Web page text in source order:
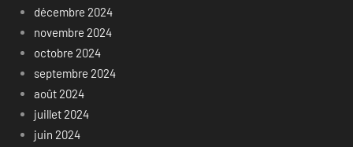
décembre 2024
novembre 2024
octobre 2024
septembre 2024
août 2024
juillet 2024
juin 2024